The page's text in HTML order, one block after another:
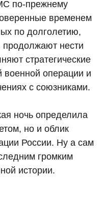
по-прежнему
временем
по долголетию,
продолжают нести
стратегические
военной операции и
с союзниками.
ночь определила
но и облик
России. Ну а сам
громким
истории.